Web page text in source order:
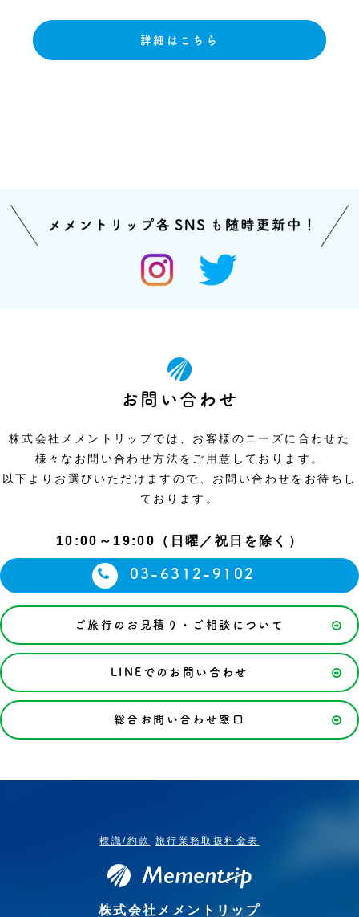
詳細はこちら
お問い合わせ
株式会社メメントリップでは、お客様のニーズに合わせた
様々なお問い合わせ方法をご用意しております。
以下よりお選びいただけますので、お問い合わせをお待ちし
ております。
10:00～19:00（日曜／祝日を除く）
03-6312-9102
ご旅行のお見積り・ご相談について
LINEでのお問い合わせ
総合お問い合わせ窓口
標識/約款 旅行業務取扱料金表
株式会社メメントリップ